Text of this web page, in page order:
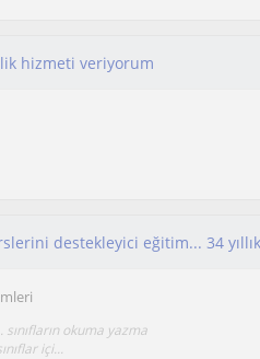
hizmeti veriyorum
okuma yazma
içi...